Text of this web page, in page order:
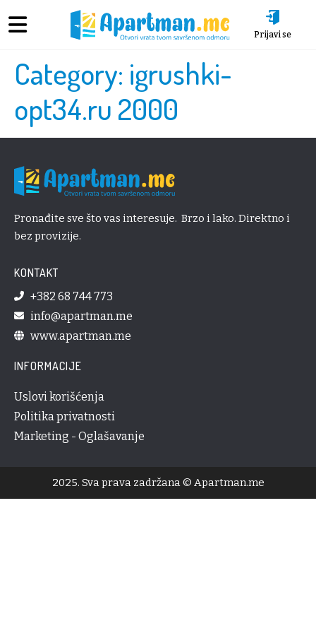
Prijavi se
Category: igrushki-
opt34.ru 2000
Pronađite sve što vas interesuje. Brzo i lako. Direktno i
bez provizije.
KONTAKT
+382 68 744 773
info@apartman.me
www.apartman.me
INFORMACIJE
Uslovi korišćenja
Politika privatnosti
Marketing - Oglašavanje
2025. Sva prava zadržana © Apartman.me